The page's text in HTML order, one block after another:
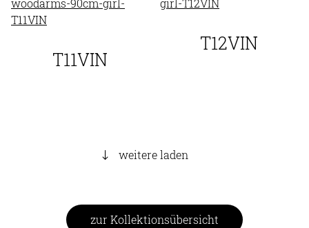
T11VIN
T12VIN
weitere laden
zur Kollektionsübersicht